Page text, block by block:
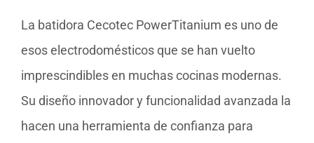
La batidora Cecotec PowerTitanium es uno de
esos electrodomésticos que se han vuelto
imprescindibles en muchas cocinas modernas.
Su diseño innovador y funcionalidad avanzada la
hacen una herramienta de confianza para